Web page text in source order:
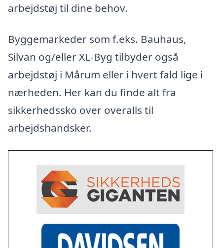
arbejdstøj til dine behov.
Byggemarkeder som f.eks. Bauhaus,
Silvan og/eller XL-Byg tilbyder også
arbejdstøj i Mårum eller i hvert fald lige i
nærheden. Her kan du finde alt fra
sikkerhedssko over overalls til
arbejdshandsker.